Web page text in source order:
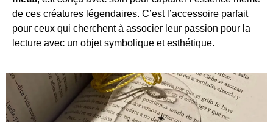
de ces créatures légendaires. C’est l’accessoire parfait
pour ceux qui cherchent à associer leur passion pour la
lecture avec un objet symbolique et esthétique.